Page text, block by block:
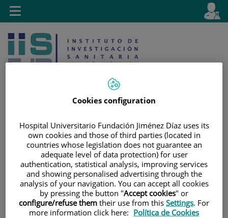
Saltar al contenido
contenido
Selector
activo
es
Buscar
Toggle
navigation
Cookies configuration
Hospital Universitario Fundación Jiménez Díaz uses its
own cookies and those of third parties (located in
countries whose legislation does not guarantee an
adequate level of data protection) for user
authentication, statistical analysis, improving services
and showing personalised advertising through the
analysis of your navigation. You can accept all cookies
by pressing the button "Accept cookies" or
configure/refuse them their use from this Settings. For
more information click here: Política de Cookies